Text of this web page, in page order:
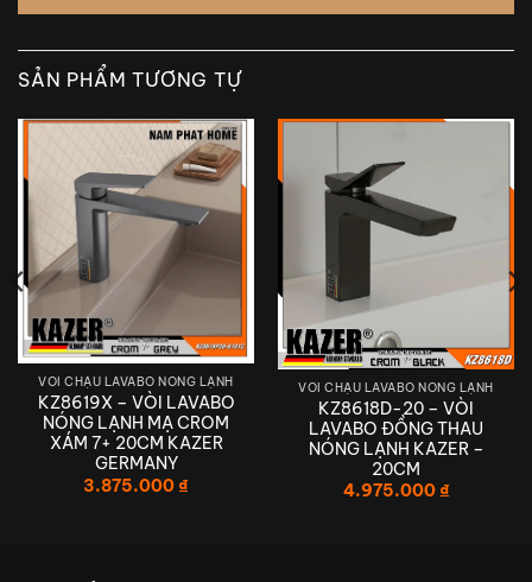
SẢN PHẨM TƯƠNG TỰ
VÒI CHẬU LAVABO NÓNG LẠNH
KZ8619X – VÒI LAVABO
NÓNG LẠNH MẠ CROM
XÁM 7+ 20CM KAZER
GERMANY
3.875.000 ₫
VÒI CHẬU LAVABO NÓNG LẠNH
KZ8618D-20 – VÒI
LAVABO ĐỒNG THAU
NÓNG LẠNH KAZER –
20CM
4.975.000₫